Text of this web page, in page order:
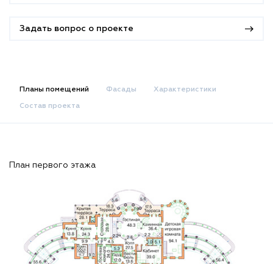
Задать вопрос о проекте
Планы помещений Фасады Характеристики
Состав проекта
План первого этажа